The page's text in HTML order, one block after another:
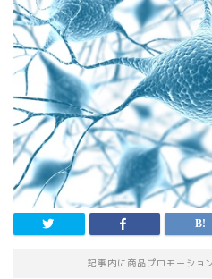
記事内に商品プロモーショ